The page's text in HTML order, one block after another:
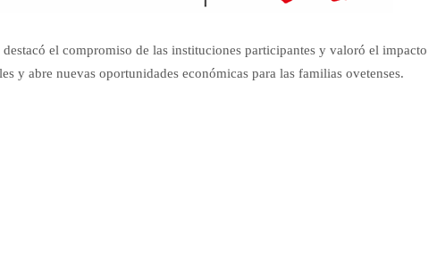
el compromiso de las instituciones participantes y valoró el impacto
y abre nuevas oportunidades económicas para las familias ovetenses.